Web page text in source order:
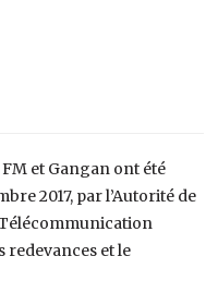
et Gangan ont été
2017, par l’Autorité de
redevances et le